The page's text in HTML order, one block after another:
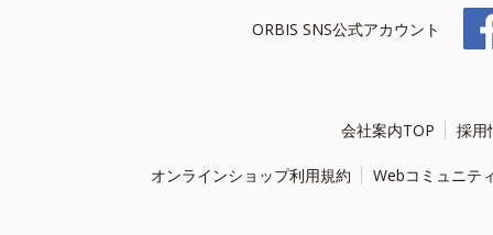
ORBIS SNS公式アカウント
会社案内TOP 採用
オンラインショップ利用規約 Webコミュニテ